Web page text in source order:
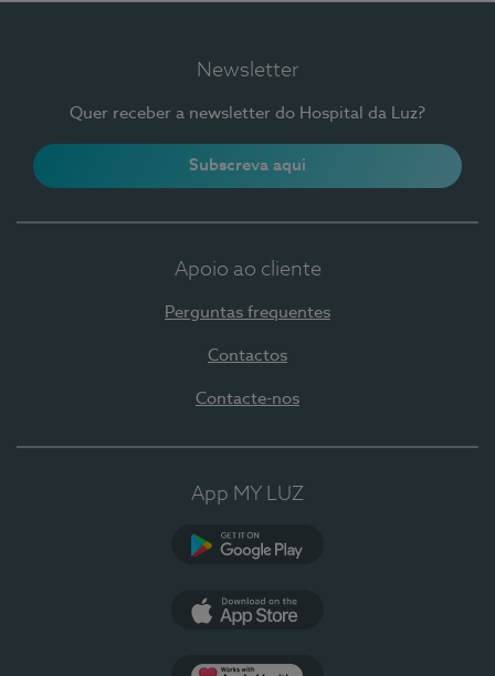
Newsletter
Quer receber a newsletter do Hospital da Luz?
Subscreva aqui
Apoio ao cliente
Perguntas frequentes
Contactos
Contacte-nos
App MY LUZ